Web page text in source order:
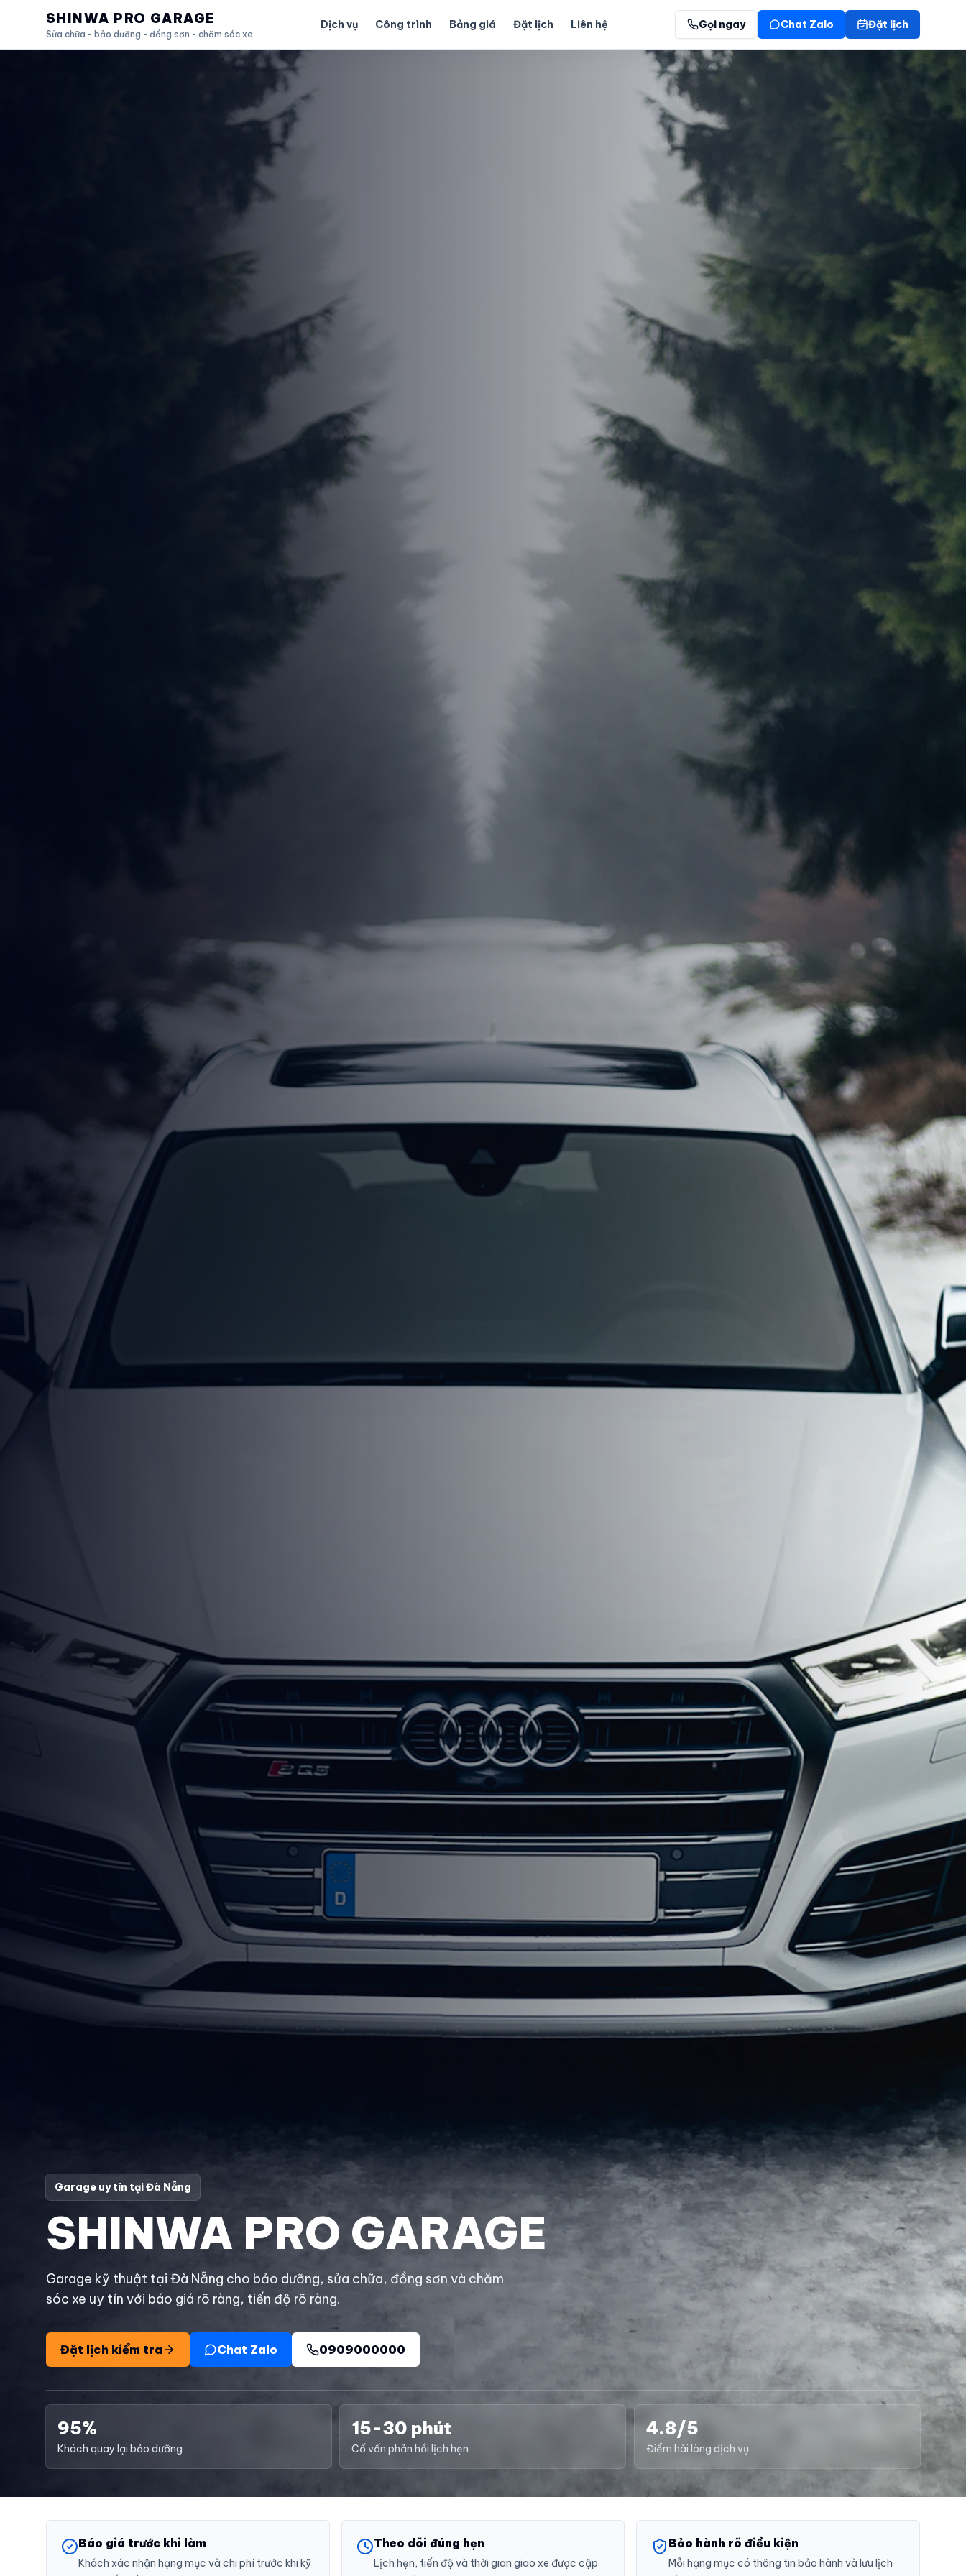
SHINWA PRO GARAGE
Sửa chữa - bảo dưỡng - đồng sơn - chăm sóc xe
Dịch vụ Công trình Bảng giá Đặt lịch Liên hệ Gọi ngay Chat Zalo Đặt lịch
Garage uy tín tại Đà Nẵng
SHINWA PRO GARAGE
Garage kỹ thuật tại Đà Nẵng cho bảo dưỡng, sửa chữa, đồng sơn và chăm
sóc xe uy tín với báo giá rõ ràng, tiến độ rõ ràng.
Đặt lịch kiểm tra Chat Zalo 0909000000
95%
Khách quay lại bảo dưỡng
15-30 phút
Cố vấn phản hồi lịch hẹn
4.8/5
Điểm hài lòng dịch vụ
Báo giá trước khi làm
Khách xác nhận hạng mục và chi phí trước khi kỹ
Theo dõi đúng hẹn
Lịch hẹn, tiến độ và thời gian giao xe được cập
Bảo hành rõ điều kiện
Mỗi hạng mục có thông tin bảo hành và lưu lịch